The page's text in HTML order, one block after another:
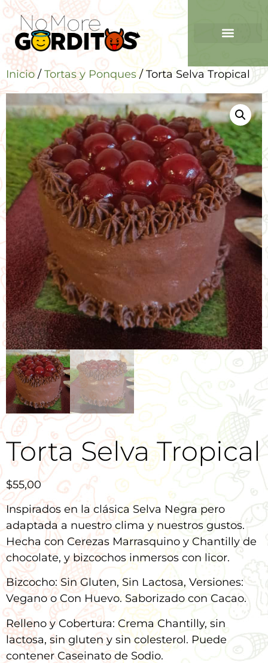
Inicio/Tortas y Ponques/ Torta Selva Tropical
Torta Selva Tropical
$55,00
Inspirados en la clásica Selva Negra pero
adaptada a nuestro clima y nuestros gustos.
Hecha con Cerezas Marrasquino y Chantilly de
chocolate, y bizcochos inmersos con licor.
Bizcocho: Sin Gluten, Sin Lactosa, Versiones:
Vegano o Con Huevo. Saborizado con Cacao.
Relleno y Cobertura: Crema Chantilly, sin
lactosa, sin gluten y sin colesterol. Puede
contener Caseinato de Sodio.